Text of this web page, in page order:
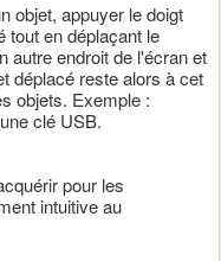
objet, appuyer le doigt
tout en déplaçant le
autre endroit de l'écran et
déplacé reste alors à cet
objets. Exemple :
clé USB.
pour les
intuitive au